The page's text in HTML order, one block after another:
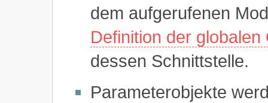
dem aufgerufenen
Definition der globalen
dessen Schnittstelle.
Parameterobjekte